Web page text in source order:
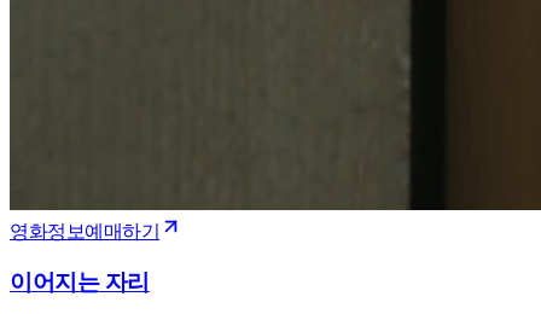
영화정보예매하기
이어지는 자리